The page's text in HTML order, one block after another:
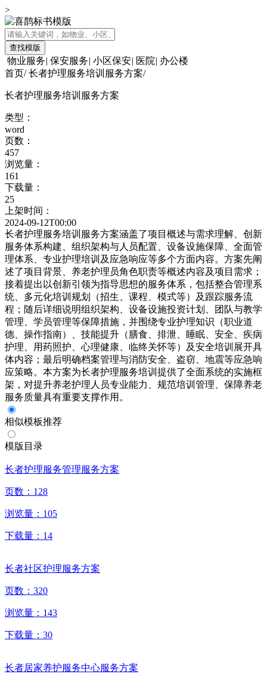
>
查找模版
物业服务| 保安服务| 小区保安| 医院| 办公楼
首页/ 长者护理服务培训服务方案/
长者护理服务培训服务方案
类型：
word
页数：
457
浏览量：
161
下载量：
25
上架时间：
2024-09-12T00:00
长者护理服务培训服务方案涵盖了项目概述与需求理解、创新
服务体系构建、组织架构与人员配置、设备设施保障、全面管
理体系、专业护理培训及应急响应等多个方面内容。方案先阐
述了项目背景、养老护理员角色职责等概述内容及项目需求；
接着提出以创新引领为指导思想的服务体系，包括整合管理系
统、多元化培训规划（招生、课程、模式等）及跟踪服务流
程；随后详细说明组织架构、设备设施投资计划、团队与教学
管理、学员管理等保障措施，并围绕专业护理知识（职业道
德、操作指南）、技能提升（膳食、排泄、睡眠、安全、疾病
护理、用药照护、心理健康、临终关怀等）及安全培训展开具
体内容；最后明确档案管理与消防安全、盗窃、地震等应急响
应策略。本方案为长者护理服务培训提供了全面系统的实施框
架，对提升养老护理人员专业能力、规范培训管理、保障养老
服务质量具有重要支撑作用。
相似模板推荐
模版目录
长者护理服务管理服务方案
页数： 128
浏览量： 105
下载量： 14
长者社区护理服务方案
页数： 320
浏览量： 143
下载量： 30
长者居家养护服务中心服务方案